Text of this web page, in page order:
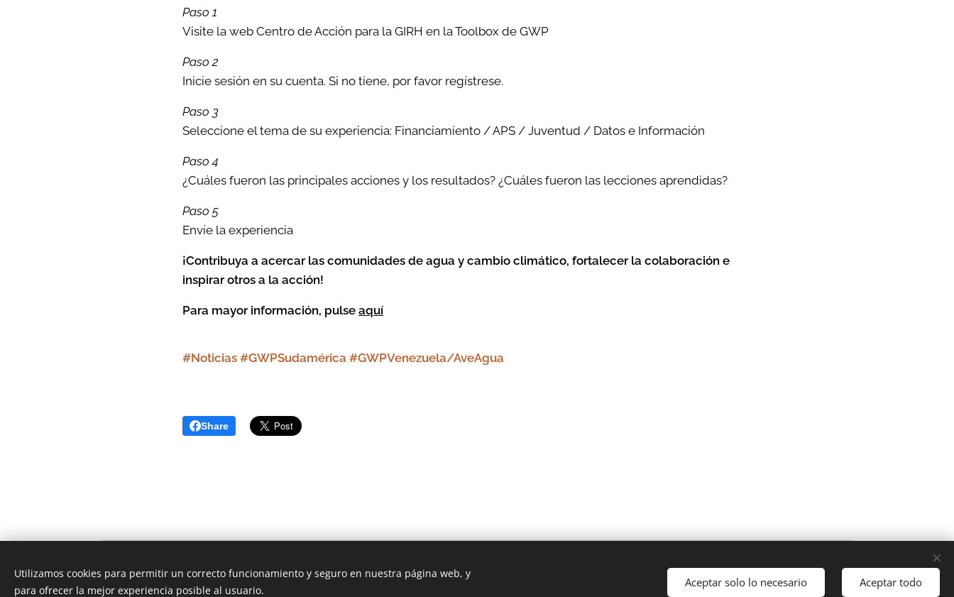
Paso 1
Visite la web Centro de Acción para la GIRH en la Toolbox de GWP
Paso 2
Inicie sesión en su cuenta. Si no tiene, por favor regístrese.
Paso 3
Seleccione el tema de su experiencia: Financiamiento / APS / Juventud / Datos e Información
Paso 4
¿Cuáles fueron las principales acciones y los resultados? ¿Cuáles fueron las lecciones aprendidas?
Paso 5
Envíe la experiencia
¡Contribuya a acercar las comunidades de agua y cambio climático, fortalecer la colaboración e
inspirar otros a la acción!
Para mayor información, pulse aquí
#Noticias #GWPSudamérica #GWPVenezuela/AveAgua
Share
© 2009 GWPVenezuela/AveAgua | Todos los derechos reservados.
Utilizamos cookies para permitir un correcto funcionamiento y seguro en nuestra página web, y
para ofrecer la mejor experiencia posible al usuario.
Aceptar solo lo necesario Aceptar todo